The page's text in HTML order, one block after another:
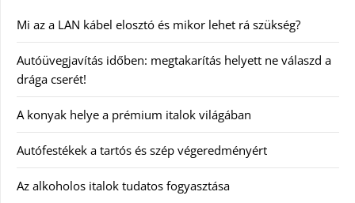
Mi az a LAN kábel elosztó és mikor lehet rá szükség?
Autóüvegjavítás időben: megtakarítás helyett ne válaszd a
drága cserét!
A konyak helye a prémium italok világában
Autófestékek a tartós és szép végeredményért
Az alkoholos italok tudatos fogyasztása